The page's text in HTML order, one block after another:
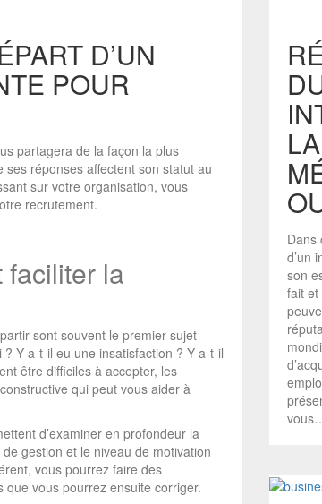
D’UN
POUR
partagera de la façon la plus
réponses affectent son statut au
sur votre organisation, vous
recrutement.
faciliter la
sont souvent le premier sujet
Y a-t-il eu une insatisfaction ? Y a-t-il
être difficiles à accepter, les
qui peut vous aider à
d’examiner en profondeur la
gestion et le niveau de motivation
vous pourrez faire des
vous pourrez ensuite corriger.
Dans
d’un
son
fait et